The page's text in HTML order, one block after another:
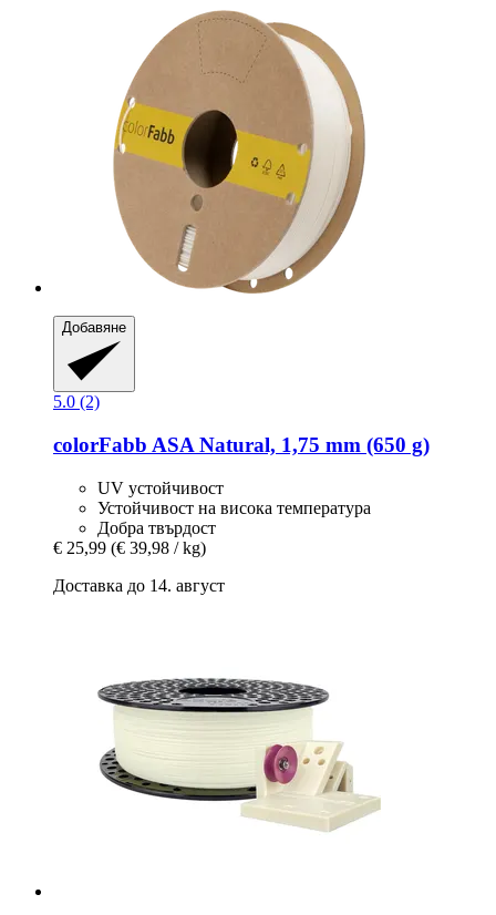
Добавяне
5.0 (2)
colorFabb ASA Natural, 1,75 mm (650 g)
UV устойчивост
Устойчивост на висока температура
Добра твърдост
€ 25,99 (€ 39,98 / kg)
Доставка до 14. август